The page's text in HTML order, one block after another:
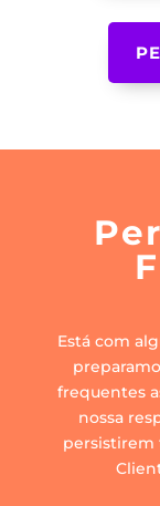
Está com
frequentes
nossa
persistirem